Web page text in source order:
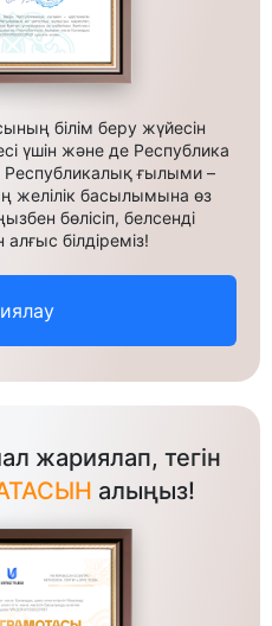
білім беру жүйесін
үшін және де Республика
Республикалық ғылыми –
желілік басылымына өз
бөлісіп, белсенді
білдіреміз!
жариялап, тегін
алыңыз!